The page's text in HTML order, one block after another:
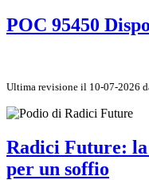
POC 95450
Ultima revisione il 10-07-2026
Radici Future:
per un soffio